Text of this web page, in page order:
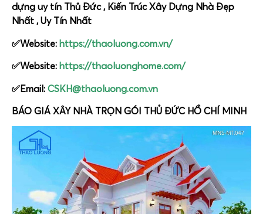
dựng uy tín Thủ Đức , Kiến Trúc Xây Dựng Nhà Đẹp
Nhất , Uy Tín Nhất
✅Website: https://thaoluong.com.vn/
✅Website: https://thaoluonghome.com/
✅Email: CSKH@thaoluong.com.vn
BÁO GIÁ XÂY NHÀ TRỌN GÓI THỦ ĐỨC HỒ CHÍ MINH